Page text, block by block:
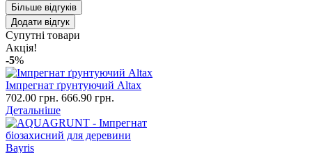
Більше відгуків
Додати відгук
Супутні товари
Акція!
-5%
Імпрегнат ґрунтуючий Altax
702.00 грн. 666.90 грн.
Детальніше